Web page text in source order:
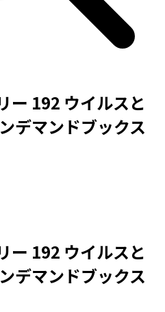
ー 192 ウイルスと
デマンドブックス
ー 192 ウイルスと
デマンドブックス